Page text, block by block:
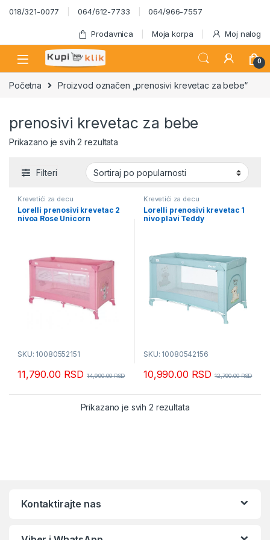
Skip to navigation
Skip to content
018/321-0077 064/612-7733 064/966-7557
Prodavnica Moja korpa Moj nalog
0
Početna Proizvod označen „prenosivi krevetac za bebe“
prenosivi krevetac za bebe
Prikazano je svih 2 rezultataSortirano po popularnosti
Filteri
Krevetići za decu
Lorelli prenosivi krevetac 2
nivoa Rose Unicorn
SKU: 10080552151
11,790.00 RSD 14,990.00RSD
Krevetići za decu
Lorelli prenosivi krevetac 1
nivo plavi Teddy
SKU: 10080542156
10,990.00 RSD 12,790.00RSD
Prikazano je svih 2 rezultataSortirano po
Kontaktirajte nas